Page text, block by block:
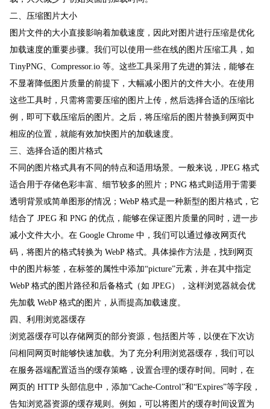
二、压缩图片大小
图片文件的大小直接影响着加载速度，因此对图片进行压缩是优化
加载速度的重要步骤。我们可以使用一些在线的图片压缩工具，如
TinyPNG、Compressor.io 等。这些工具采用了先进的算法，能够在
不显著降低图片质量的前提下，大幅减小图片的文件大小。在使用
这些工具时，只需将需要压缩的图片上传，然后选择合适的压缩比
例，即可下载压缩后的图片。之后，将压缩后的图片替换到网页中
相应的位置，就能有效加快图片的加载速度。
三、选择合适的图片格式
不同的图片格式具有不同的特点和适用场景。一般来说，JPEG 格式
适合用于存储色彩丰富、细节较多的照片；PNG 格式则适用于需要
透明背景或简单图形的情况；WebP 格式是一种新型的图片格式，它
结合了 JPEG 和 PNG 的优点，能够在保证图片质量的同时，进一步
减小文件大小。在 Google Chrome 中，我们可以通过修改网页代
码，将图片的格式转换为 WebP 格式。具体操作方法是，找到网页
中的图片标签，在标签的属性中添加“picture”元素，并在其中指定
WebP 格式的图片路径和后备格式（如 JPEG），这样浏览器就会优
先加载 WebP 格式的图片，从而提高加载速度。
四、利用浏览器缓存
浏览器缓存可以存储网页的部分资源，包括图片等，以便在下次访
问相同网页时能够快速加载。为了充分利用浏览器缓存，我们可以
在服务器端配置适当的缓存策略，设置合理的缓存时间。同时，在
网页的 HTTP 头部信息中，添加“Cache-Control”和“Expires”等字段，
告知浏览器资源的缓存规则。例如，可以将图片的缓存时间设置为